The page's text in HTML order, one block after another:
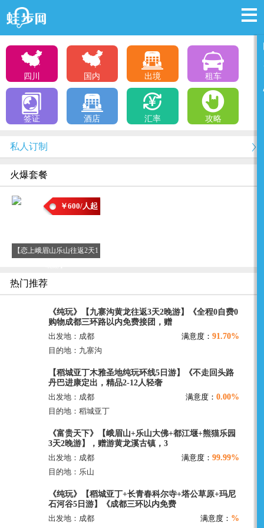
四川 国内 出境 租车
签证 酒店 汇率 攻略
私人订制
火爆套餐
【恋上峨眉山乐山往返2天1
￥600/人起
热门推荐
《纯玩》【九寨沟黄龙往返3天2晚游】《全程0自费0
购物成都三环路以内免费接团，赠
出发地：成都 满意度：91.70%
目的地：九寨沟
【稻城亚丁木雅圣地纯玩环线5日游】《不走回头路
丹巴进康定出，精品2-12人轻奢
出发地：成都 满意度：0.00%
目的地：稻城亚丁
《富贵天下》【峨眉山+乐山大佛+都江堰+熊猫乐园
3天2晚游】，赠游黄龙溪古镇，3
出发地：成都 满意度：99.99%
目的地：乐山
《纯玩》【稻城亚丁+长青春科尔寺+塔公草原+玛尼
石河谷5日游】《成都三环以内免费
出发地：成都 满意度： %